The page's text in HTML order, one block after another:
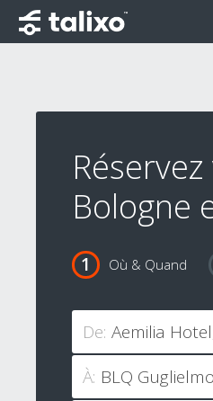
Bologne
Où & Quand
De:
À: